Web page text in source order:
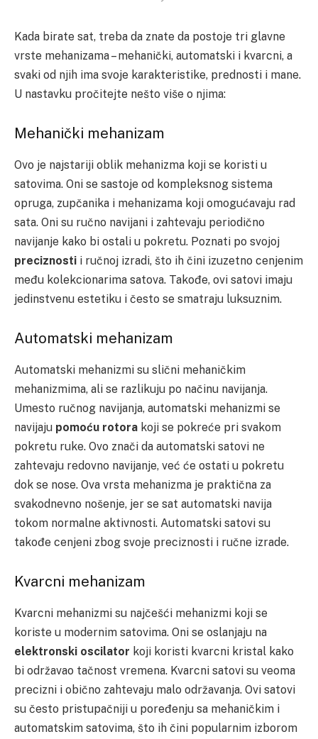
Kada birate sat, treba da znate da postoje tri glavne
vrste mehanizama – mehanički, automatski i kvarcni, a
svaki od njih ima svoje karakteristike, prednosti i mane.
U nastavku pročitejte nešto više o njima:
Mehanički mehanizam
Ovo je najstariji oblik mehanizma koji se koristi u
satovima. Oni se sastoje od kompleksnog sistema
opruga, zupčanika i mehanizama koji omogućavaju rad
sata. Oni su ručno navijani i zahtevaju periodično
navijanje kako bi ostali u pokretu. Poznati po svojoj
preciznosti i ručnoj izradi, što ih čini izuzetno cenjenim
među kolekcionarima satova. Takođe, ovi satovi imaju
jedinstvenu estetiku i često se smatraju luksuznim.
Automatski mehanizam
Automatski mehanizmi su slični mehaničkim
mehanizmima, ali se razlikuju po načinu navijanja.
Umesto ručnog navijanja, automatski mehanizmi se
navijaju pomoću rotora koji se pokreće pri svakom
pokretu ruke. Ovo znači da automatski satovi ne
zahtevaju redovno navijanje, već će ostati u pokretu
dok se nose. Ova vrsta mehanizma je praktična za
svakodnevno nošenje, jer se sat automatski navija
tokom normalne aktivnosti. Automatski satovi su
takođe cenjeni zbog svoje preciznosti i ručne izrade.
Kvarcni mehanizam
Kvarcni mehanizmi su najčešći mehanizmi koji se
koriste u modernim satovima. Oni se oslanjaju na
elektronski oscilator koji koristi kvarcni kristal kako
bi održavao tačnost vremena. Kvarcni satovi su veoma
precizni i obično zahtevaju malo održavanja. Ovi satovi
su često pristupačniji u poređenju sa mehaničkim i
automatskim satovima, što ih čini popularnim izborom